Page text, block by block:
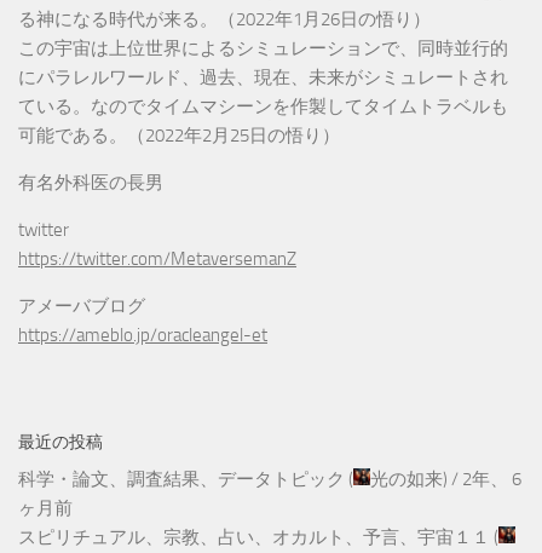
る神になる時代が来る。（2022年1月26日の悟り）
この宇宙は上位世界によるシミュレーションで、同時並行的
にパラレルワールド、過去、現在、未来がシミュレートされ
ている。なのでタイムマシーンを作製してタイムトラベルも
可能である。（2022年2月25日の悟り）
有名外科医の長男
twitter
https://twitter.com/MetaversemanZ
アメーバブログ
https://ameblo.jp/oracleangel-et
最近の投稿
科学・論文、調査結果、データトピック ( 光の如来) / 2年、 6
ヶ月前
スピリチュアル、宗教、占い、オカルト、予言、宇宙１１ (